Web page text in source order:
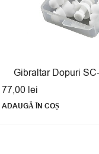
Gibraltar Dopuri
77,00 lei
ADAUGĂ ÎN COȘ